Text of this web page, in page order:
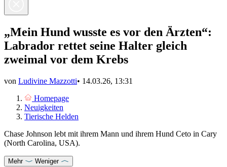
„Mein Hund wusste es vor den Ärzten“:
Labrador rettet seine Halter gleich
zweimal vor dem Krebs
von Ludivine Mazzotti• 14.03.26, 13:31
Homepage
Neuigkeiten
Tierische Helden
Chase Johnson lebt mit ihrem Mann und ihrem Hund Ceto in Cary
(North Carolina, USA).
Mehr Weniger